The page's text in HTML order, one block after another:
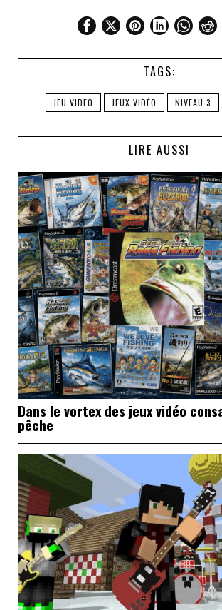
TAGS:
JEU VIDEO JEUX VIDÉO NIVEAU 3
LIRE AUSSI
Dans le vortex des jeux vidéo
pêche